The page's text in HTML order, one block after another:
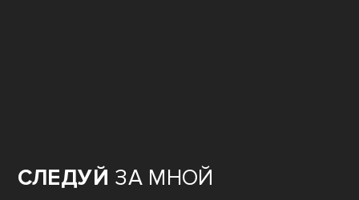
СЛЕДУЙ ЗА МНОЙ